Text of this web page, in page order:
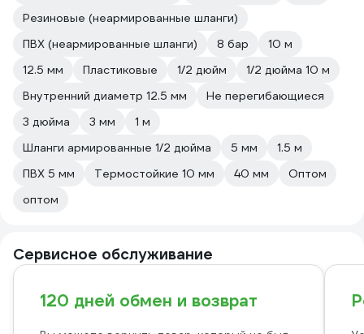
Резиновые (неармированные шланги)
ПВХ (неармированные шланги)
8 бар
10 м
12.5 мм
Пластиковые 1/2 дюйм
1/2 дюйма 10 м
Внутренний диаметр 12.5 мм
Не перегибающиеся
3 дюйма
3 мм
1 м
Шланги армированные 1/2 дюйма
5 мм
1.5 м
ПВХ 5 мм
Термостойкие 10 мм 40 мм
Оптом
оптом
Сервисное обслуживание
120 дней обмен и возврат